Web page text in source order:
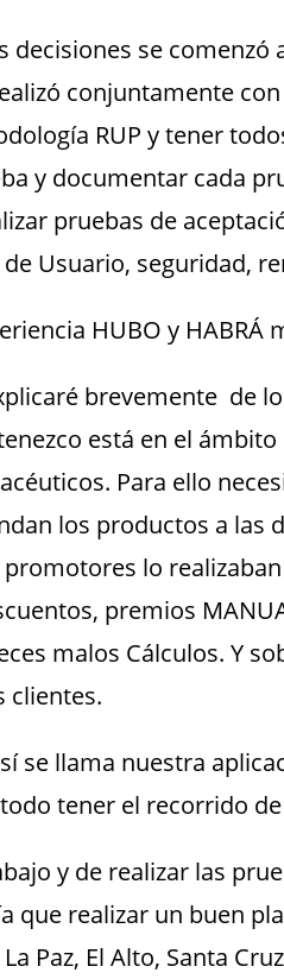
decisiones se comenzó
conjuntamente
RUP y tener
y documentar cada
pruebas de
Usuario, seguridad,
HUBO y HABRÁ
brevemente de
está en el
Para ello
los productos a
lo
premios
malos Cálculos. Y
clientes.
se llama nuestra
todo tener el recorrido
y de realizar las
que realizar un buen
Paz, El Alto, Santa